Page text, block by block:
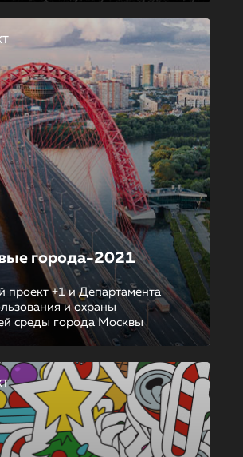
города-2021
проект +1 и Департамента
и охраны
среды города Москвы